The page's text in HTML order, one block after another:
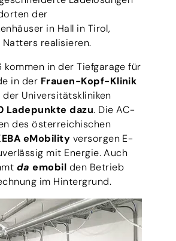
der
in Hall in Tirol,
Natters realisieren.
kommen in der Tiefgarage für
in der Frauen-Kopf-Klinik
Universitätskliniken
Ladepunkte dazu. Die AC-
des österreichischen
eMobility versorgen E-
mit Energie. Auch
da emobil den Betrieb
im Hintergrund.